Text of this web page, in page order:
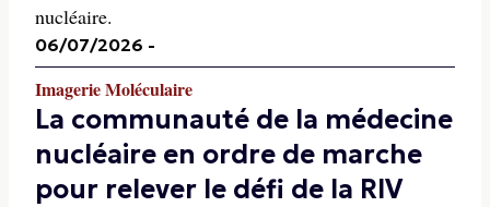
nucléaire.
06/07/2026 -
Imagerie Moléculaire
La communauté de la médecine
nucléaire en ordre de marche
pour relever le défi de la RIV